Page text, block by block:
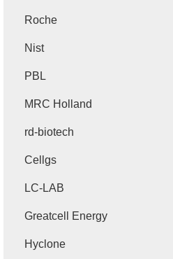
Roche
Nist
PBL
MRC Holland
rd-biotech
Cellgs
LC-LAB
Greatcell Energy
Hyclone